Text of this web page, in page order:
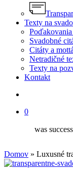
Texty na
Svadobné
Citáty a
Netradičné
Texty na
Kontakt
0
was
Domov » Luxusné